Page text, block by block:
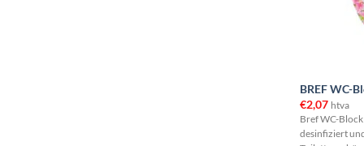
BREF WC-
€2,07 htva
Bref WC-Block
desinfiziert